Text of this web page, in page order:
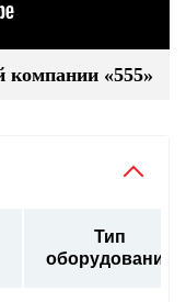
компании «555»
Тип
оборудования